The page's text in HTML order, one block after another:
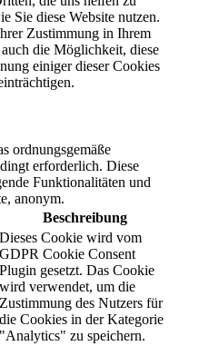
Sie diese Website nutzen.
Zustimmung in Ihrem
die Möglichkeit, diese
einiger dieser Cookies
ordnungsgemäße
erforderlich. Diese
Funktionalitäten und
anonym.
Beschreibung
Dieses Cookie wird vom
GDPR Cookie Consent
Plugin gesetzt. Das Cookie
wird verwendet, um die
Zustimmung des Nutzers für
die Cookies in der Kategorie
"Analytics" zu speichern.